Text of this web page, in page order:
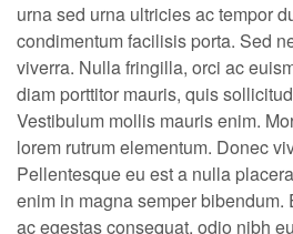
urna sed urna ultricies ac tempor
condimentum facilisis porta. Sed
viverra. Nulla fringilla, orci ac
diam porttitor mauris, quis
Vestibulum mollis mauris enim.
lorem rutrum elementum. Donec
Pellentesque eu est a nulla
enim in magna semper
ac egestas consequat, odio nibh